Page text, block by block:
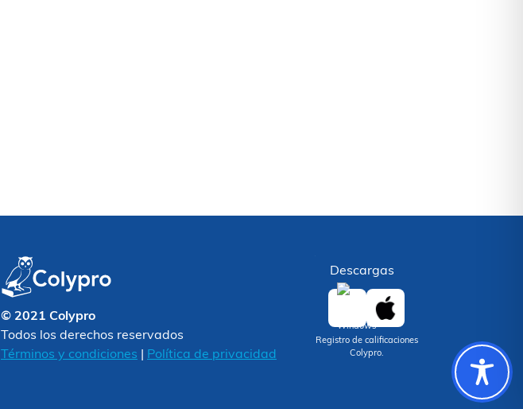
© 2021 Colypro
Todos los derechos reservados
Términos y condiciones
Política de privacidad
Descargas
Registro de calificaciones
Colypro.